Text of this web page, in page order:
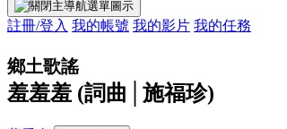
註冊/登入 我的帳號 我的影片 我的任務
鄉土歌謠
羞羞羞 (詞曲│施福珍)